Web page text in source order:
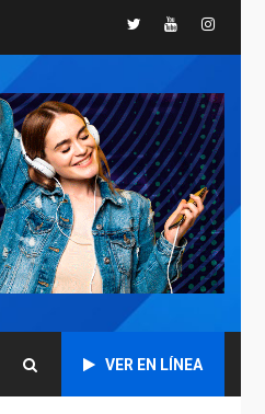
TwitterYoutube
VER EN LÍNEA
GUERRA EN EL MUNDO
Ucrania y Rusia
intensifican
ofensivas de largo
alcance
NACIONALES
TITULARES
ÚLTIMA HORA
Instalan carpas
metálicas como
terminales
Aeropuerto de